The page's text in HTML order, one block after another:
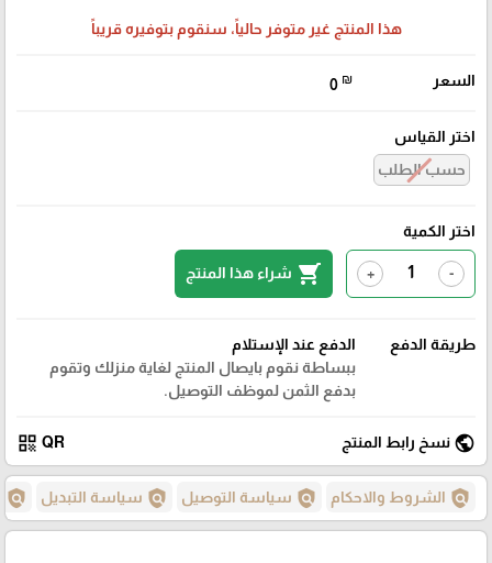
هذا المنتج غير متوفر حالياً، سنقوم بتوفيره قريباً
السعر 0 ₪
اختر القياس
حسب الطلب
اختر الكمية
-
+
shopping_cart شراء هذا المنتج
طريقة الدفع
الدفع عند الإستلام
ببساطة نقوم بايصال المنتج لغاية منزلك وتقوم
بدفع الثمن لموظف التوصيل.
public نسخ رابط المنتج QR
qr_code
policy الشروط والاحكام policy سياسة التوصيل policy سياسة التبديل policy